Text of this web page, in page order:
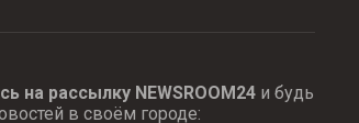
на рассылку NEWSROOM24и будь
в своём городе: